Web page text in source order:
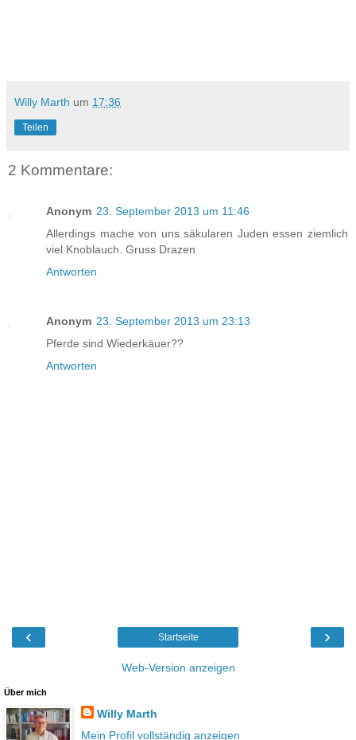
Willy Marth um 17:36
Teilen
2 Kommentare:
Anonym 23. September 2013 um 11:46
Allerdings mache von uns säkularen Juden essen ziemlich
viel Knoblauch. Gruss Drazen
Antworten
Anonym 23. September 2013 um 23:13
Pferde sind Wiederkäuer??
Antworten
‹ ›
Startseite
Web-Version anzeigen
Über mich
Willy Marth
Mein Profil vollständig anzeigen